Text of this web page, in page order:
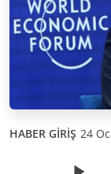
HABER GİRİŞ 24